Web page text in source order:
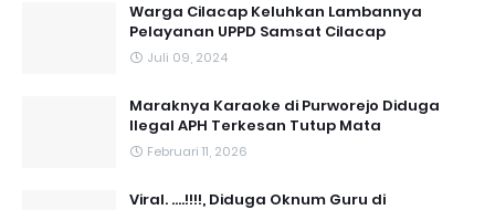
Warga Cilacap Keluhkan Lambannya
Pelayanan UPPD Samsat Cilacap
Juli 09, 2024
Maraknya Karaoke di Purworejo Diduga
Ilegal APH Terkesan Tutup Mata
Februari 11, 2026
Viral. ....!!!!, Diduga Oknum Guru di